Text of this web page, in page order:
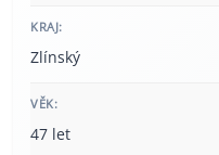
KRAJ:
Zlínský
VĚK:
47 let